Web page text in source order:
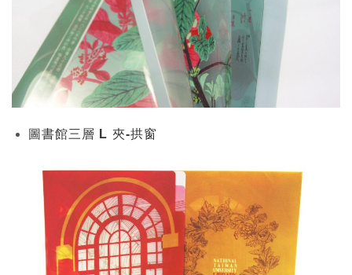
圖書館三層 L 夾-拱窗